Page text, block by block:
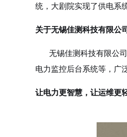
统，大剧院实现了供电系
关于无锡佳测科技有限公
无锡佳测科技有限公司
电力监控后台系统等，广
让电力更智慧，让运维更